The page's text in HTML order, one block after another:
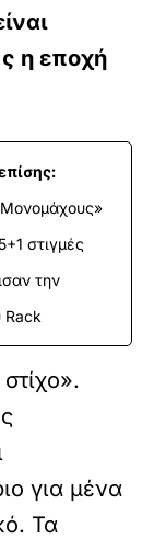
η εποχή
στιγμές
την
Rack
για μένα
Τα